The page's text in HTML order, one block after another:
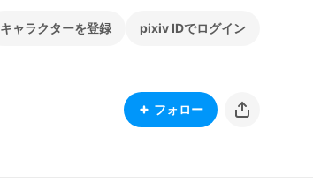
キャラクターを登録 pixiv IDでログイン
フォロー